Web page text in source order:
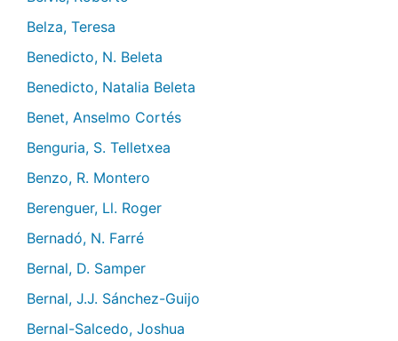
Belza, Teresa
Benedicto, N. Beleta
Benedicto, Natalia Beleta
Benet, Anselmo Cortés
Benguria, S. Telletxea
Benzo, R. Montero
Berenguer, Ll. Roger
Bernadó, N. Farré
Bernal, D. Samper
Bernal, J.J. Sánchez-Guijo
Bernal-Salcedo, Joshua